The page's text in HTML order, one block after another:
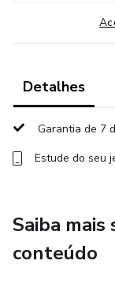
Vem para o lado
Detalhes
Garantia de 7
Estude do seu
Saiba mais
conteúdo